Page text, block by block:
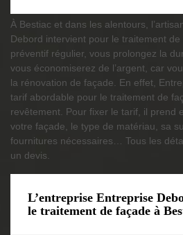
À Bestiac et dans les alentours,
Debord intervient pour le traitement
préventif régulier, vous prolongez la
vous économiserez de l’argent, car
la rénovation de façade. En effet,
tarif abordable pour le traitement de
revêtement. Pour fixer le tarif, il prend
votre façade, le type de matériau, sa
fournitures nécessaires… Tous les
un devis.
L’entreprise Entreprise
le traitement de façade à